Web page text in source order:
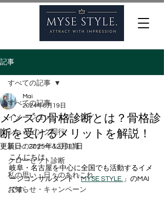
記事
すべての記事
イメージコンサルティング
ショッピング同行
装いのマナー＆豆知識
クローゼット診断
私の思い・日々のあれこれ
お知らせ・キャンペーン
すべての記事
メンズの骨格診断とは？骨格診
断を受けるメリットを解説！
Mai
2024年8月19日
更新日：2025年12月11日
こんにちは。
岐阜・名古屋を中心に全国でも活動するイメ
ージコンサルタント「MYSE STYLE. 」のMAI
です。